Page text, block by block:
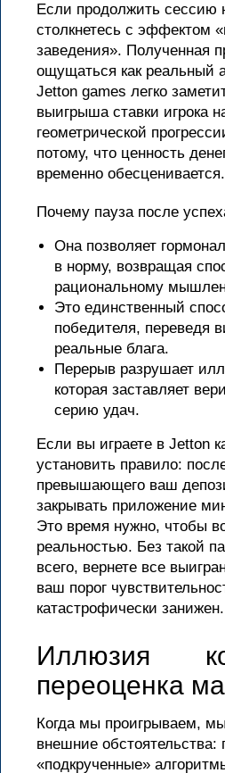
Если продолжить сессию
столкнетесь с эффектом
заведения». Полученная
ощущаться как реальный
Jetton games легко
выигрыша ставки игрока
геометрической
потому, что ценность
временно обесценивается.
Почему пауза после
Она позволяет
в норму, возвращая
рациональному
Это единственный
победителя, переведя
реальные блага.
Перерыв разрушает
которая заставляет
серию удач.
Если вы играете в Jetton
установить правило:
превышающего ваш
закрывать приложение
Это время нужно, чтобы
реальностью. Без такой
всего, вернете все
ваш порог
катастрофически занижен.
Иллюзия
переоценка
Когда мы проигрываем,
внешние обстоятельства:
«подкрученные»